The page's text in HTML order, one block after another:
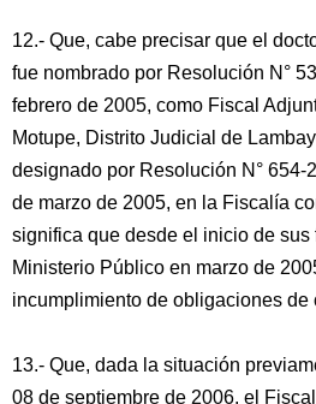
12.- Que, cabe precisar que el
fue nombrado por Resolución N°
febrero de 2005, como Fiscal
Motupe, Distrito Judicial de
designado por Resolución N° 654-
de marzo de 2005, en la Fiscalía
significa que desde el inicio de sus
Ministerio Público en marzo de
incumplimiento de obligaciones de
13.- Que, dada la situación
08 de septiembre de 2006, el